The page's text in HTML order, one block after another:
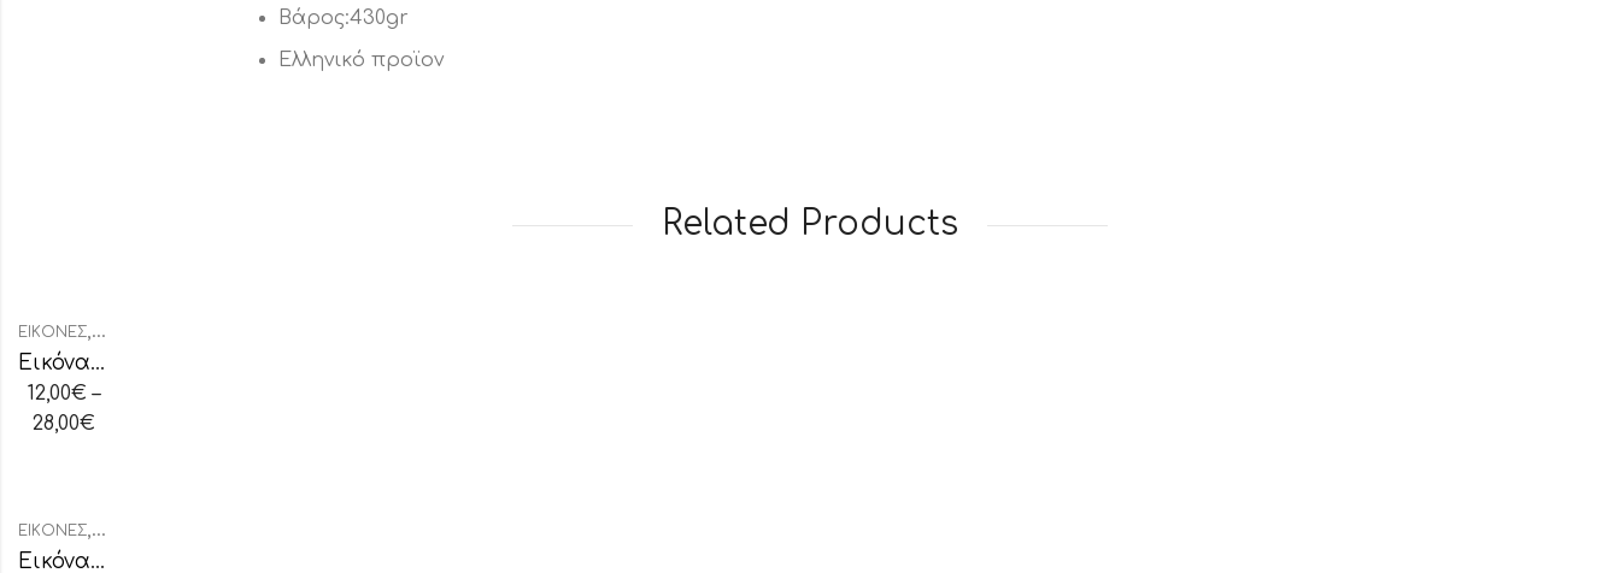
Βάρος:430gr
Ελληνικό προϊον
Related Products
ΕΙΚΌΝΕΣ, ΕΙΚΌΝΕΣ ΑΡΓΥΡΟΧΡΥΣΟΤΥΠΊΑ
Εικόνα Χριστός Σωτήρ του Κόσμου
12,00€ –
28,00€
ΕΙΚΌΝΕΣ, ΕΙΚΌΝΕΣ ΧΕΙΡΟΠΟΊΗΤΕΣ
Εικόνα Χειροποίητη “Άγιος Νικόλαος”